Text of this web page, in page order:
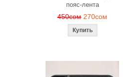
пояс-лента
450сом 270сом